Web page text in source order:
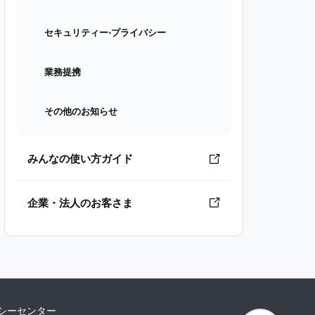
セキュリティー⋅プライバシー
業務提携
その他のお知らせ
みんなの使い方ガイド
企業・法人のお客さま
ーセンター